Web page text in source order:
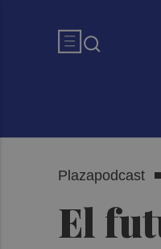
Plazapodcast
El